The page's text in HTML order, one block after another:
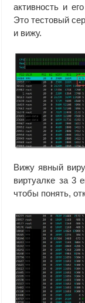
активность и
Это тестовый
и вижу.
Вижу явный
виртуалке за 3
чтобы понять,